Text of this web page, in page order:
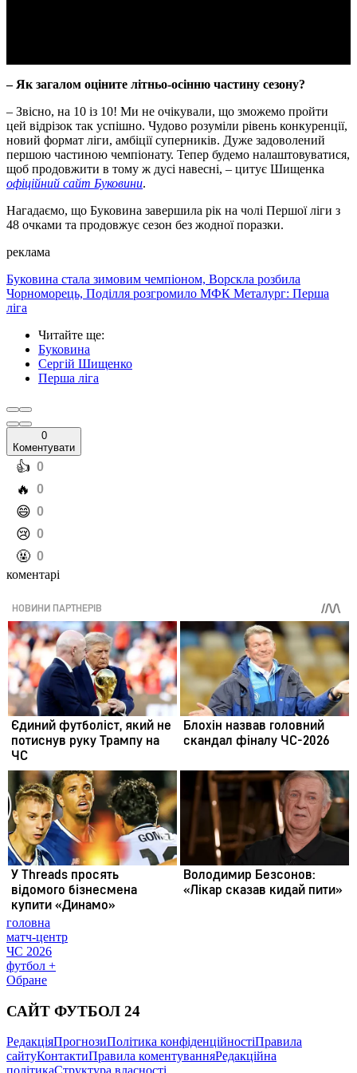
– Як загалом оціните літньо-осінню частину сезону?
– Звісно, на 10 із 10! Ми не очікували, що зможемо пройти
цей відрізок так успішно. Чудово розуміли рівень конкуренції,
новий формат ліги, амбіції суперників. Дуже задоволений
першою частиною чемпіонату. Тепер будемо налаштовуватися,
щоб продовжити в тому ж дусі навесні, – цитує Шищенка
офіційний сайт Буковини.
Нагадаємо, що Буковина завершила рік на чолі Першої ліги з
48 очками та продовжує сезон без жодної поразки.
реклама
Буковина стала зимовим чемпіоном, Ворскла розбила
Чорноморець, Поділля розгромило МФК Металург: Перша
ліга
Читайте ще:
Буковина
Сергій Шищенко
Перша ліга
0
Коментувати
️👍 0
️🔥 0
️😄 0
️😢 0
️🤬 0
коментарі
головна
матч-центр
ЧС 2026
футбол +
Обране
САЙТ ФУТБОЛ 24
РедакціяПрогнозиПолітика конфіденційностіПравила
сайтуКонтактиПравила коментуванняРедакційна